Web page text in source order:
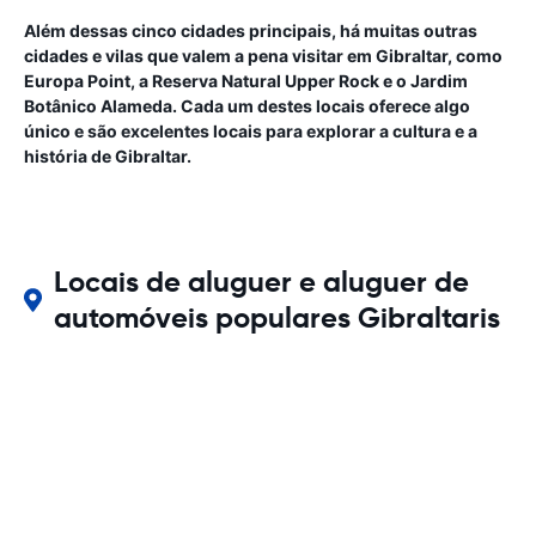
Além dessas cinco cidades principais, há muitas outras
cidades e vilas que valem a pena visitar em Gibraltar, como
Europa Point, a Reserva Natural Upper Rock e o Jardim
Botânico Alameda. Cada um destes locais oferece algo
único e são excelentes locais para explorar a cultura e a
história de Gibraltar.
Locais de aluguer e aluguer de
automóveis populares Gibraltaris